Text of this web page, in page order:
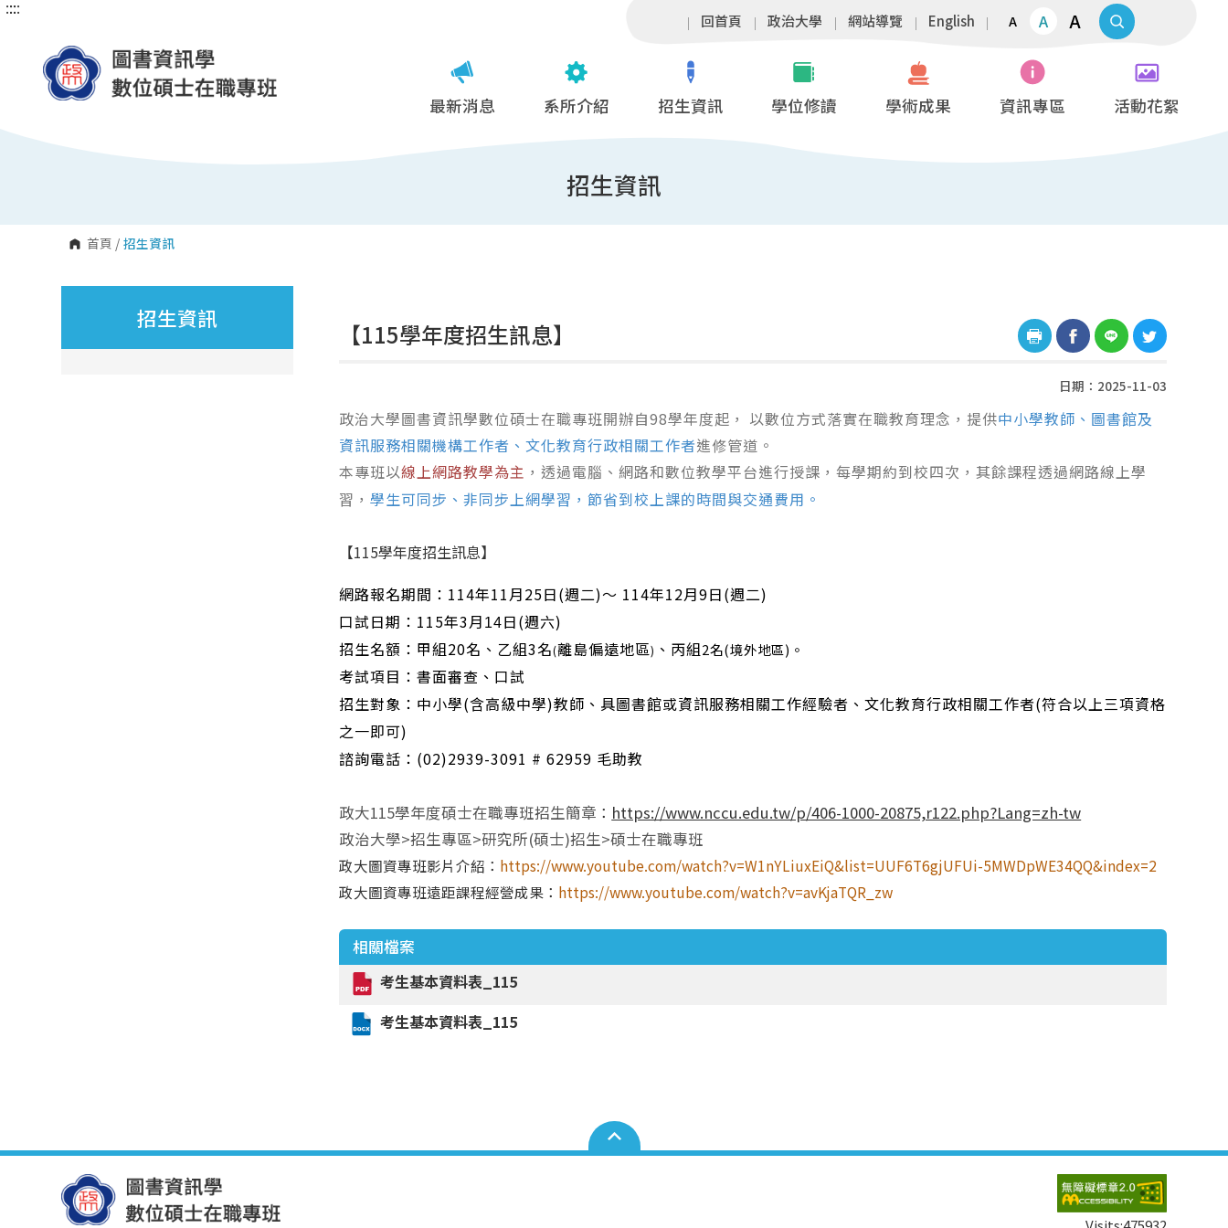
跳
:::
回首頁 政治大學 網站導覽 English A A A
最新消息 系所介紹 招生資訊 學位修讀 學術成果 資訊專區 活動花絮
招生資訊
首頁 / 招生資訊
招生資訊
:::
【115學年度招生訊息】
日期：2025-11-03
政治大學圖書資訊學數位碩士在職專班開辦自98學年度起， 以數位方式落實在職教育理念，提供中小學教師、圖書館及
資訊服務相關機構工作者、文化教育行政相關工作者進修管道。
本專班以線上網路教學為主 ，透過電腦、網路和數位教學平台進行授課，每學期約到校四次，其餘課程透過網路線上學
習，學生可同步、非同步上網學習，節省到校上課的時間與交通費用。
【115學年度招生訊息】
網路報名期間：114年11月25日(週二)～ 114年12月9日(週二)
口試日期： 115年3月 14日(週六)
招生名額：甲組20名、乙組3名(離島偏遠地區) 、丙組2名(境外地區)。
考試項目：書面審查、口試
招生對象：中小學(含高級中學)教師、具圖書館或資訊服務相關工作經驗者、文化教育行政相關工作者(符合以上三項資格
之一即可)
諮詢電話： (02)2939-3091 # 62959 毛助教
政大115學年度碩士在職專班招生簡章 ： https://www.nccu.edu.tw/p/406-1000-20875,r122.php?Lang=zh-tw
政治大學>招生專區>研究所(碩士)招生>碩士在職專班
政大圖資專班影片介紹： https://www.youtube.com/watch?v=W1nYLiuxEiQ&list=UUF6T6gjUFUi-5MWDpWE34QQ&index=2
政大圖資專班遠距課程經營成果： https://www.youtube.com/watch?v=avKjaTQR_zw
相關檔案
考生基本資料表_115
考生基本資料表_115